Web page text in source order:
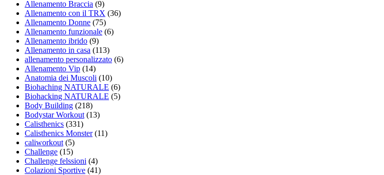
Allenamento Braccia (9)
Allenamento con il TRX (36)
Allenamento Donne (75)
Allenamento funzionale (6)
Allenamento ibrido (9)
Allenamento in casa (113)
allenamento personalizzato (6)
Allenamento Vip (14)
Anatomia dei Muscoli (10)
Biohaching NATURALE (6)
Biohacking NATURALE (5)
Body Building (218)
Bodystar Workout(13)
Calisthenics (331)
Calisthenics Monster(11)
caliworkout(5)
Challenge (15)
Challenge felssioni (4)
Colazioni Sportive (41)